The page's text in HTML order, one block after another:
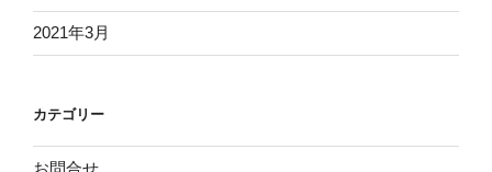
2021年3月
カテゴリー
お問合せ